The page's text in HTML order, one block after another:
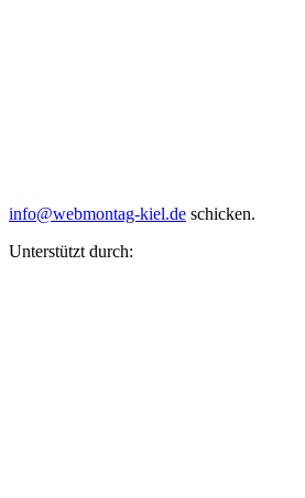
info@webmontag-kiel.de schicken.
Unterstützt durch: